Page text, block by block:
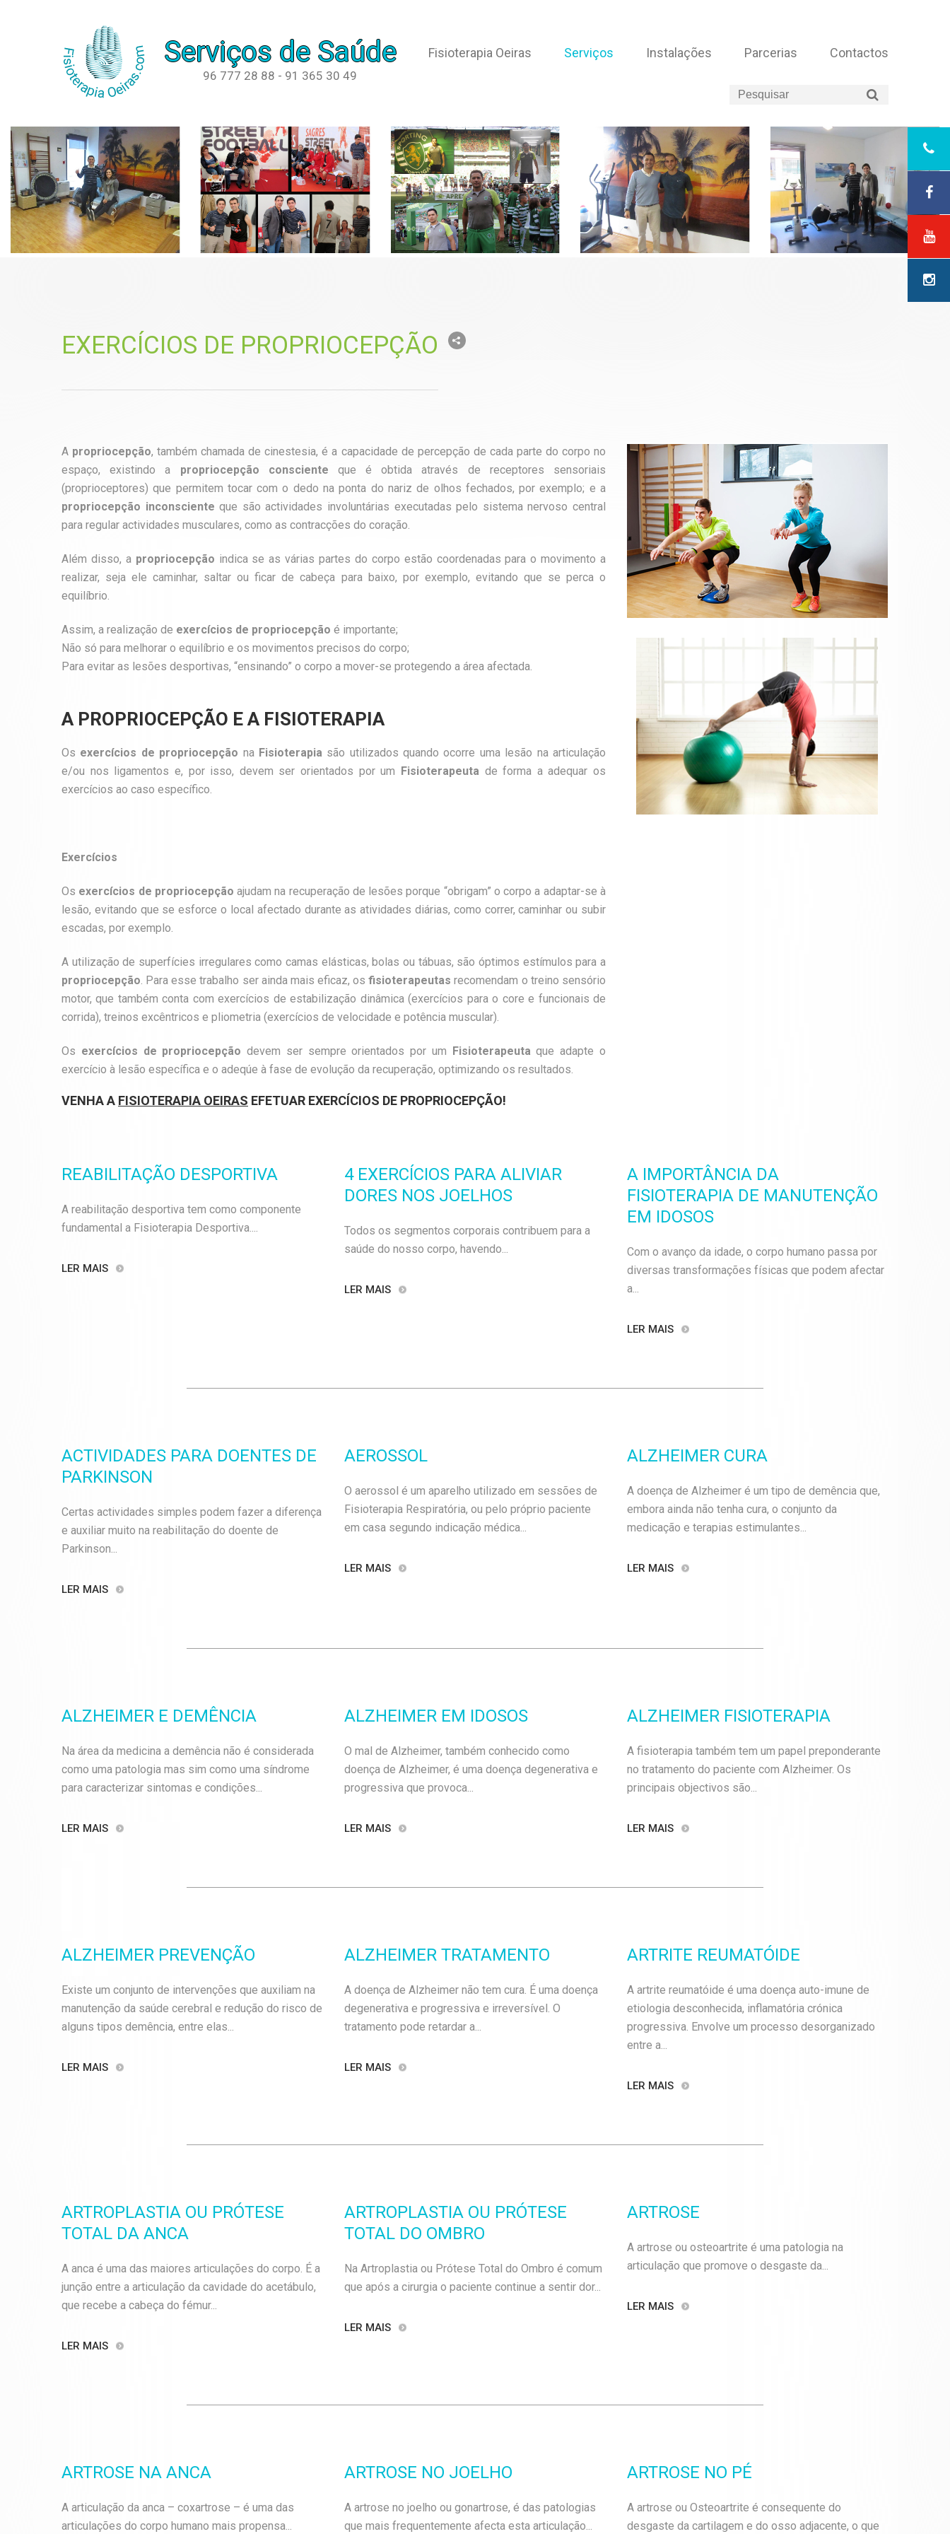
Serviços de Saúde
96 777 28 88 - 91 365 30 49
Fisioterapia Oeiras Serviços Instalações Parcerias Contactos
EXERCÍCIOS DE PROPRIOCEPÇÃO
A propriocepção, também chamada de cinestesia, é a capacidade de percepção de cada parte do corpo no
espaço, existindo a propriocepção consciente que é obtida através de receptores sensoriais
(proprioceptores) que permitem tocar com o dedo na ponta do nariz de olhos fechados, por exemplo; e a
propriocepção inconsciente que são actividades involuntárias executadas pelo sistema nervoso central
para regular actividades musculares, como as contracções do coração.
Além disso, a propriocepção indica se as várias partes do corpo estão coordenadas para o movimento a
realizar, seja ele caminhar, saltar ou ficar de cabeça para baixo, por exemplo, evitando que se perca o
equilíbrio.
Assim, a realização de exercícios de propriocepção é importante;
Não só para melhorar o equilíbrio e os movimentos precisos do corpo;
Para evitar as lesões desportivas, “ensinando” o corpo a mover-se protegendo a área afectada.
A PROPRIOCEPÇÃO E A FISIOTERAPIA
Os exercícios de propriocepção na Fisioterapia são utilizados quando ocorre uma lesão na articulação
e/ou nos ligamentos e, por isso, devem ser orientados por um
Fisioterapeuta de forma a adequar os
exercícios ao caso específico.
Exercícios
Os exercícios de propriocepção ajudam na recuperação de lesões porque “obrigam” o corpo a adaptar-se à
lesão, evitando que se esforce o local afectado durante as atividades diárias, como correr, caminhar ou subir
escadas, por exemplo.
A utilização de superfícies irregulares como camas elásticas, bolas ou tábuas, são óptimos estímulos para a
propriocepção. Para esse trabalho ser ainda mais eficaz, osfisioterapeutas recomendam o treino sensório
motor, que também conta com exercícios de estabilização dinâmica (exercícios para o core e funcionais de
corrida), treinos excêntricos e pliometria (exercícios de velocidade e potência muscular).
Os exercícios de propriocepção devem ser sempre orientados por um Fisioterapeuta que adapte o
exercício à lesão específica e o adeqúe à fase de evolução da recuperação, optimizando os resultados.
VENHA A FISIOTERAPIA OEIRAS EFETUAR EXERCÍCIOS DE PROPRIOCEPÇÃO!
REABILITAÇÃO DESPORTIVA
A reabilitação desportiva tem como componente
fundamental a Fisioterapia Desportiva....
LER MAIS
4 EXERCÍCIOS PARA ALIVIAR
DORES NOS JOELHOS
Todos os segmentos corporais contribuem para a
saúde do nosso corpo, havendo...
LER MAIS
A IMPORTÂNCIA DA
FISIOTERAPIA DE MANUTENÇÃO
EM IDOSOS
Com o avanço da idade, o corpo humano passa por
diversas transformações físicas que podem afectar
a...
LER MAIS
ACTIVIDADES PARA DOENTES DE
PARKINSON
Certas actividades simples podem fazer a diferença
e auxiliar muito na reabilitação do doente de
Parkinson...
LER MAIS
AEROSSOL
O aerossol é um aparelho utilizado em sessões de
Fisioterapia Respiratória, ou pelo próprio paciente
em casa segundo indicação médica...
LER MAIS
ALZHEIMER CURA
A doença de Alzheimer é um tipo de demência que,
embora ainda não tenha cura, o conjunto da
medicação e terapias estimulantes...
LER MAIS
ALZHEIMER E DEMÊNCIA
Na área da medicina a demência não é considerada
como uma patologia mas sim como uma síndrome
para caracterizar sintomas e condições...
LER MAIS
ALZHEIMER EM IDOSOS
O mal de Alzheimer, também conhecido como
doença de Alzheimer, é uma doença degenerativa e
progressiva que provoca...
LER MAIS
ALZHEIMER FISIOTERAPIA
A fisioterapia também tem um papel preponderante
no tratamento do paciente com Alzheimer. Os
principais objectivos são...
LER MAIS
ALZHEIMER PREVENÇÃO
Existe um conjunto de intervenções que auxiliam na
manutenção da saúde cerebral e redução do risco de
alguns tipos demência, entre elas...
LER MAIS
ALZHEIMER TRATAMENTO
A doença de Alzheimer não tem cura. É uma doença
degenerativa e progressiva e irreversível. O
tratamento pode retardar a...
LER MAIS
ARTRITE REUMATÓIDE
A artrite reumatóide é uma doença auto-imune de
etiologia desconhecida, inflamatória crónica
progressiva. Envolve um processo desorganizado
entre a...
LER MAIS
ARTROPLASTIA OU PRÓTESE
TOTAL DA ANCA
A anca é uma das maiores articulações do corpo. É a
junção entre a articulação da cavidade do acetábulo,
que recebe a cabeça do fémur...
LER MAIS
ARTROPLASTIA OU PRÓTESE
TOTAL DO OMBRO
Na Artroplastia ou Prótese Total do Ombro é comum
que após a cirurgia o paciente continue a sentir dor...
LER MAIS
ARTROSE
A artrose ou osteoartrite é uma patologia na
articulação que promove o desgaste da...
LER MAIS
ARTROSE NA ANCA
A articulação da anca – coxartrose – é uma das
articulações do corpo humano mais propensa...
ARTROSE NO JOELHO
A artrose no joelho ou gonartrose, é das patologias
que mais frequentemente afecta esta articulação...
ARTROSE NO PÉ
A artrose ou Osteoartrite é consequente do
desgaste da cartilagem e do osso adjacente, o que